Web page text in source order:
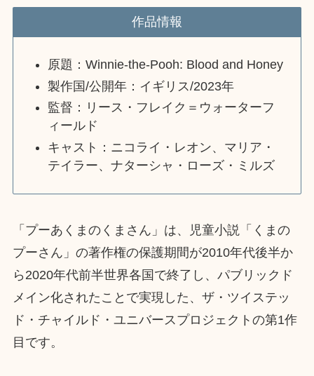
作品情報
原題：Winnie-the-Pooh: Blood and Honey
製作国/公開年：イギリス/2023年
監督：リース・フレイク＝ウォーターフ
ィールド
キャスト：ニコライ・レオン、マリア・
テイラー、ナターシャ・ローズ・ミルズ
「プーあくまのくまさん」は、児童小説「くまの
プーさん」の著作権の保護期間が2010年代後半か
ら2020年代前半世界各国で終了し、パブリックド
メイン化されたことで実現した、ザ・ツイステッ
ド・チャイルド・ユニバースプロジェクトの第1作
目です。